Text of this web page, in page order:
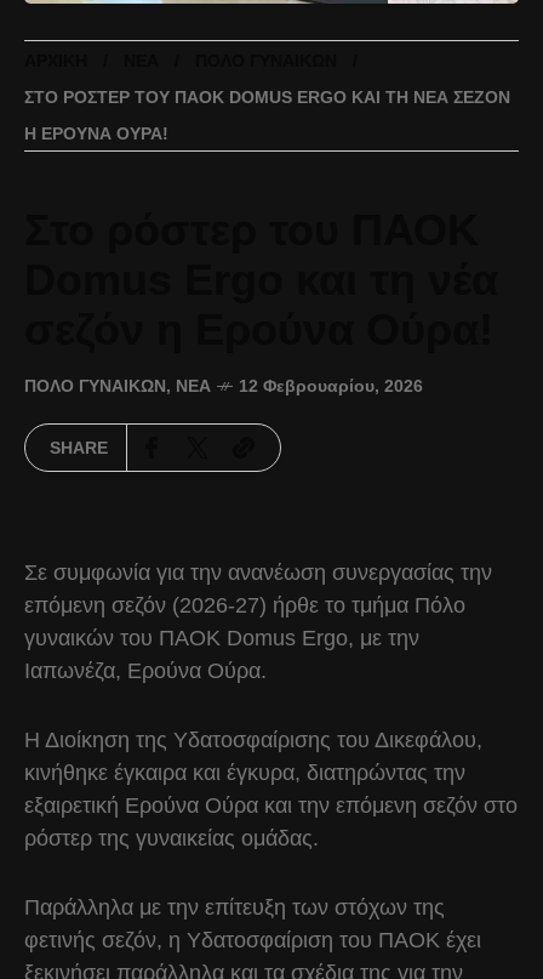
ΣΤΟ ΡΌΣΤΕΡ ΤΟΥ ΠΑΟΚ DOMUS ERGO ΚΑΙ ΤΗ ΝΈΑ ΣΕΖΌΝ
Η ΕΡΟΎΝΑ ΟΎΡΑ!
ΠΌΛΟ ΓΥΝΑΙΚΏΝ, ΝΈΑ 12 Φεβρουαρίου, 2026
SHARE
Σε συμφωνία για την ανανέωση συνεργασίας την
επόμενη σεζόν (2026-27) ήρθε το τμήμα Πόλο
γυναικών του ΠΑΟΚ Domus Ergo, με την
Ιαπωνέζα, Ερούνα Ούρα.
Η Διοίκηση της Υδατοσφαίρισης του Δικεφάλου,
κινήθηκε έγκαιρα και έγκυρα, διατηρώντας την
εξαιρετική Ερούνα Ούρα και την επόμενη σεζόν στο
ρόστερ της γυναικείας ομάδας.
Παράλληλα με την επίτευξη των στόχων της
φετινής σεζόν, η Υδατοσφαίριση του ΠΑΟΚ έχει
ξεκινήσει παράλληλα και τα σχέδια της για την